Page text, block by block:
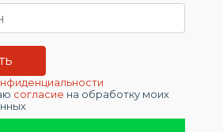
согласие на обработку моих